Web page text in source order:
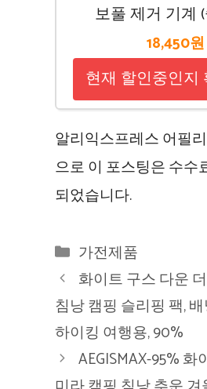
보풀 제거 기계
18,450원
현재 할인중인지
알리익스프레스 어필
으로 이 포스팅은 수수
되었습니다.
카
테
고
리
가전제품
화이트 구스 다운
침낭 캠핑 슬리핑 팩,
하이킹 여행용, 90%
AEGISMAX-95%